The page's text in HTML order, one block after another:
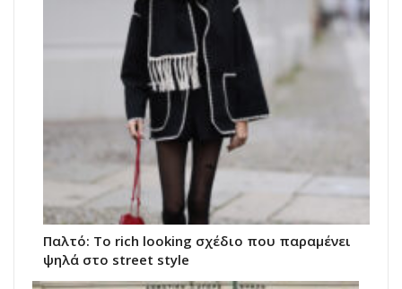
Παλτό: Το rich looking σχέδιο που παραμένει
ψηλά στο street style